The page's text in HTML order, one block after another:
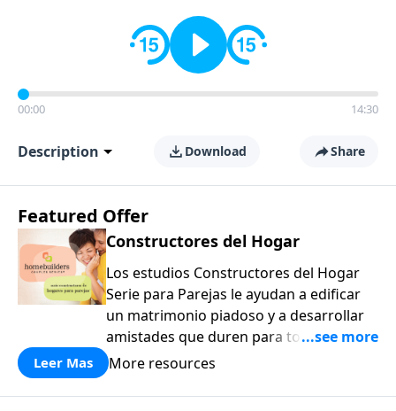
00:00 14:30
Description Download Share
Featured Offer
Constructores del Hogar
Los estudios Constructores del Hogar
Serie para Parejas le ayudan a edificar
un matrimonio piadoso y a desarrollar
amistades que duren para toda la vida.
¡Únase a uno de los estudios de grupos
a casa los principios de la Palabra de
Leer Mas More resources